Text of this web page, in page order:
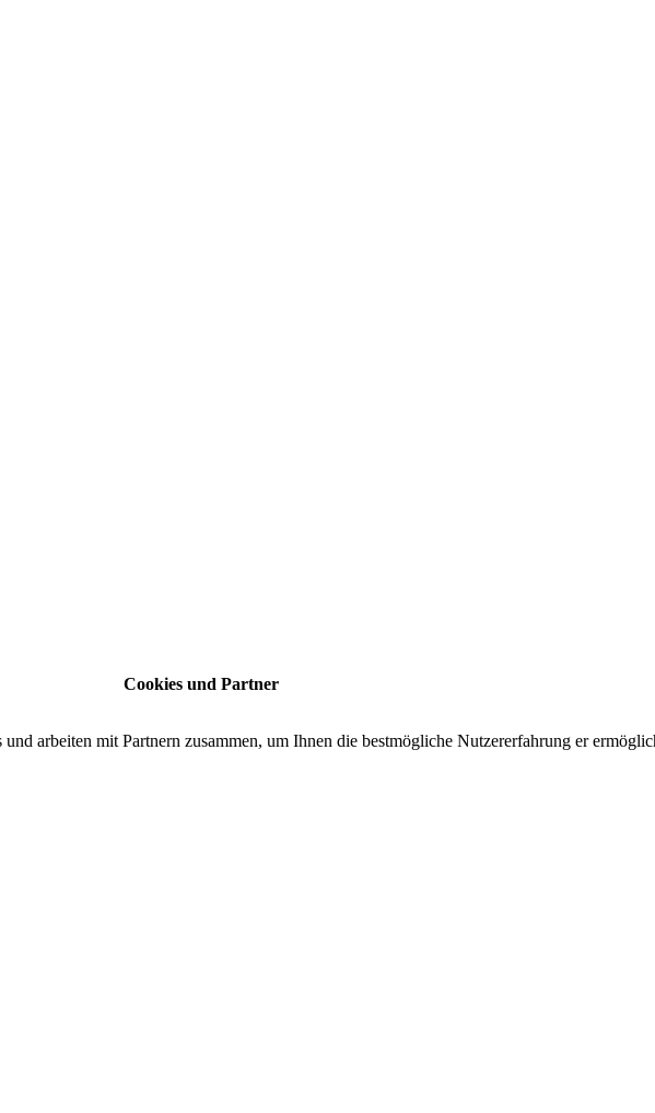
Cookies und Partner
arbeiten mit Partnern zusammen, um Ihnen die bestmögliche Nutzererfahrung er